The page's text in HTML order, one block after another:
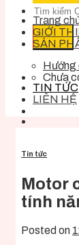
Chưa
Giỏ hàng
Trang
GIỚI
SẢN
Hướng
TIN TỨC
LIÊN HỆ
Tin tức
Motor
tính
Posted on